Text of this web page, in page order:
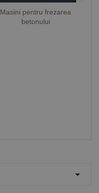
Masini pentru frezarea
betonului
